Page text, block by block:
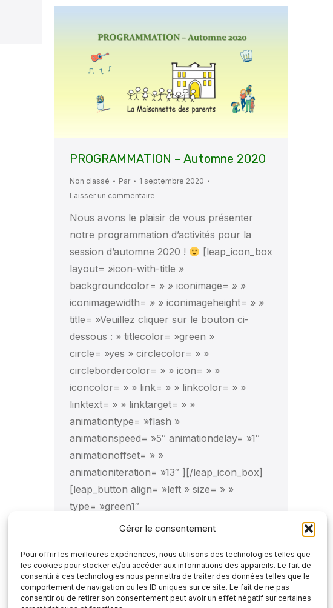
Gérer le consentement
Pour offrir les meilleures expériences, nous utilisons des technologies telles que
les cookies pour stocker et/ou accéder aux informations des appareils. Le fait de
consentir à ces technologies nous permettra de traiter des données telles que le
comportement de navigation ou les ID uniques sur ce site. Le fait de ne pas
consentir ou de retirer son consentement peut avoir un effet négatif sur certaines
PROGRAMMATION – Automne 2020
Non classé Par
1 septembre 2020
Laisser un commentaire
Nous avons le plaisir de vous présenter
notre programmation d’activités pour la
session d’automne 2020 !
[leap_icon_box
layout= »icon-with-title »
backgroundcolor= » » iconimage= » »
iconimagewidth= » » iconimageheight= » »
title= »Veuillez cliquer sur le bouton ci-
dessous : » titlecolor= »green »
circle= »yes » circlecolor= » »
circlebordercolor= » » icon= » »
iconcolor= » » link= » » linkcolor= » »
linktext= » » linktarget= » »
animationtype= »flash »
animationspeed= »5″ animationdelay= »1″
animationoffset= » »
animationiteration= »13″ ][/leap_icon_box]
[leap_button align= »left » size= » »
type= »green1″
link= »http://www.maisonnettedesparents.org/wp-
Activités-AUTOMNE-2020-La-MDP_VF-
CP.pdf » target= » » class= » »
animationtype= » » animationspeed= » »…